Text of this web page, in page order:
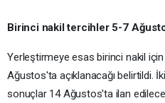
Birinci nakil tercihler 5-7
Yerleştirmeye esas birinci nakil
Ağustos'ta açıklanacağı belirtildi.
sonuçlar 14 Ağustos'ta ilan